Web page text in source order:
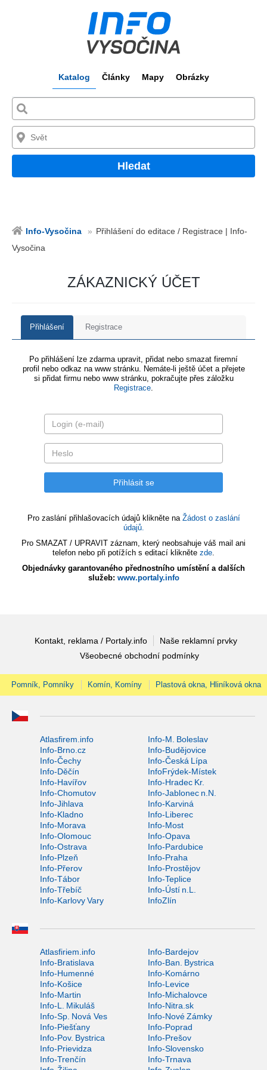
Katalog Články Mapy Obrázky
Hledat
Info-Vysočina
Přihlášení do editace / Registrace | Info-
Vysočina
ZÁKAZNICKÝ ÚČET
Přihlášení Registrace
Po přihlášení lze zdarma upravit, přidat nebo smazat firemní
profil nebo odkaz na www stránku. Nemáte-li ještě účet a přejete
si přidat firmu nebo www stránku, pokračujte přes záložku
Registrace.
Pro zaslání přihlašovacích údajů klikněte na Žádost o zaslání
údajů.
Pro SMAZAT / UPRAVIT záznam, který neobsahuje váš mail ani
telefon nebo při potížích s editací klikněte zde.
Objednávky garantovaného přednostního umístění a dalších
služeb: www.portaly.info
Kontakt, reklama / Portaly.info
Naše reklamní prvky
Všeobecné obchodní podmínky
Pomník, Pomníky Komín, Komíny Plastová okna, Hliníková okna
Atlasfirem.info
Info-M. Boleslav
Info-Brno.cz
Info-Budějovice
Info-Čechy
Info-Česká Lípa
Info-Děčín
InfoFrýdek-Místek
Info-Havířov
Info-Hradec Kr.
Info-Chomutov
Info-Jablonec n.N.
Info-Jihlava
Info-Karviná
Info-Kladno
Info-Liberec
Info-Morava
Info-Most
Info-Olomouc
Info-Opava
Info-Ostrava
Info-Pardubice
Info-Plzeň
Info-Praha
Info-Přerov
Info-Prostějov
Info-Tábor
Info-Teplice
Info-Třebíč
Info-Ústí n.L.
Info-Karlovy Vary
InfoZlín
Atlasfiriem.info
Info-Bardejov
Info-Bratislava
Info-Ban. Bystrica
Info-Humenné
Info-Komárno
Info-Košice
Info-Levice
Info-Martin
Info-Michalovce
Info-L. Mikuláš
Info-Nitra.sk
Info-Sp. Nová Ves
Info-Nové Zámky
Info-Piešťany
Info-Poprad
Info-Pov. Bystrica
Info-Prešov
Info-Prievidza
Info-Slovensko
Info-Trenčín
Info-Trnava